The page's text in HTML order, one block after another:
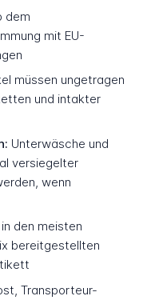
dem
mit EU-
müssen ungetragen
und intakter
Unterwäsche und
versiegelter
wenn
den meisten
bereitgestellten
Transporteur-